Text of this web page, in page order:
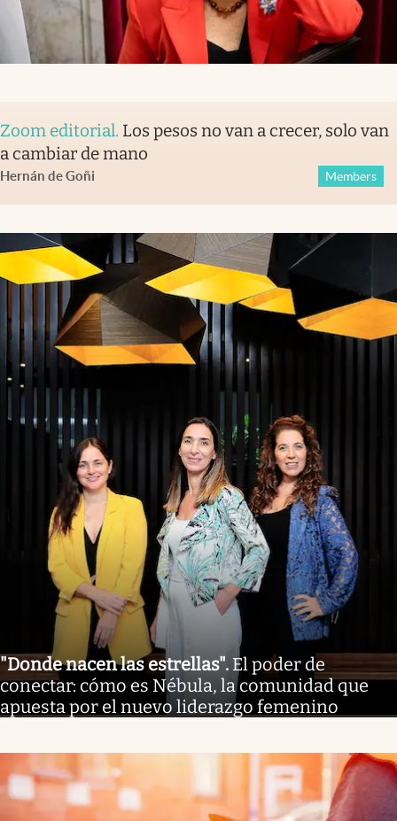
Zoom editorial. Los pesos no van a crecer, solo van
a cambiar de mano
Hernán de Goñi Members
"Donde nacen las estrellas". El poder de
conectar: cómo es Nébula, la comunidad que
apuesta por el nuevo liderazgo femenino